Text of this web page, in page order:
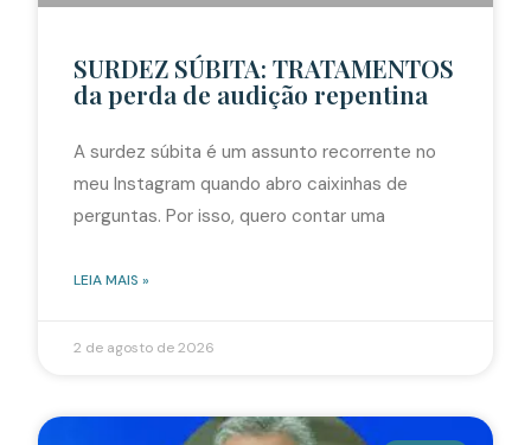
SURDEZ SÚBITA: TRATAMENTOS
da perda de audição repentina
A surdez súbita é um assunto recorrente no
meu Instagram quando abro caixinhas de
perguntas. Por isso, quero contar uma
LEIA MAIS »
2 de agosto de 2026